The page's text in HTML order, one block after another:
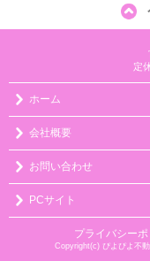
定
ホーム
会社概要
お問い合わせ
PCサイト
プライバシー
Copyright(c) ぴよぴよ不